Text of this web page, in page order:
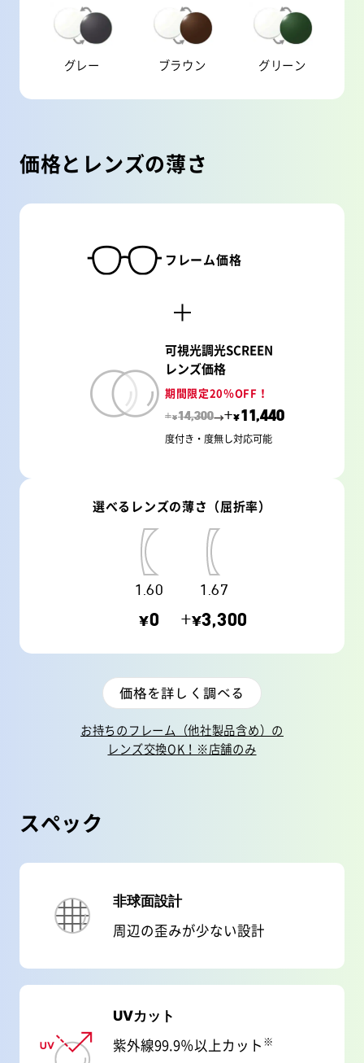
グレー ブラウン グリーン
価格とレンズの薄さ
フレーム価格
可視光調光SCREEN
レンズ価格
期間限定20％OFF！
+¥14,300→+¥11,440
度付き・度無し対応可能
選べるレンズの薄さ（屈折率）
1.60
¥0
1.67
+¥3,300
価格を詳しく調べる
お持ちのフレーム（他社製品含め）の
レンズ交換OK！※店舗のみ
スペック
非球面設計
周辺の歪みが少ない設計
UVカット
紫外線99.9％以上カット ※